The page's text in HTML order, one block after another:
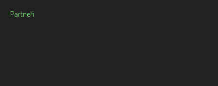
Partneři